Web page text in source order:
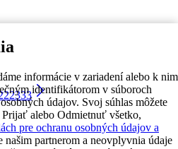
informácie v zariadení alebo k nim
identifikátorom v súboroch
údajov. Svoj súhlas môžete
alebo Odmietnuť všetko,
pre ochranu osobných údajov a
partnerom a neovplyvnia údaje